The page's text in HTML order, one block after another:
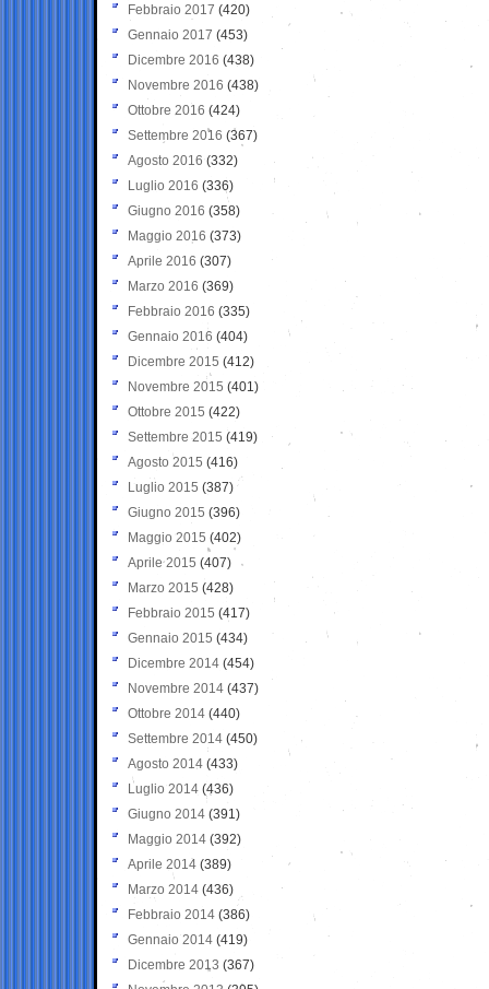
Febbraio 2017 (420)
Gennaio 2017 (453)
Dicembre 2016 (438)
Novembre 2016 (438)
Ottobre 2016 (424)
Settembre 2016 (367)
Agosto 2016 (332)
Luglio 2016 (336)
Giugno 2016 (358)
Maggio 2016 (373)
Aprile 2016 (307)
Marzo 2016 (369)
Febbraio 2016 (335)
Gennaio 2016 (404)
Dicembre 2015 (412)
Novembre 2015 (401)
Ottobre 2015 (422)
Settembre 2015 (419)
Agosto 2015 (416)
Luglio 2015 (387)
Giugno 2015 (396)
Maggio 2015 (402)
Aprile 2015 (407)
Marzo 2015 (428)
Febbraio 2015 (417)
Gennaio 2015 (434)
Dicembre 2014 (454)
Novembre 2014 (437)
Ottobre 2014 (440)
Settembre 2014 (450)
Agosto 2014 (433)
Luglio 2014 (436)
Giugno 2014 (391)
Maggio 2014 (392)
Aprile 2014 (389)
Marzo 2014 (436)
Febbraio 2014 (386)
Gennaio 2014 (419)
Dicembre 2013 (367)